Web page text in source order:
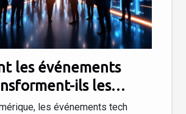
les événements
ils les
d'entreprise ?
les événements tech